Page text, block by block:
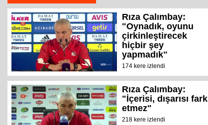
Rıza Çalımbay:
"Oynadık, oyunu
çirkinleştirecek
hiçbir şey
yapmadık"
174 kere izlendi
Rıza Çalımbay:
"İçerisi, dışarısı fark
etmez"
218 kere izlendi